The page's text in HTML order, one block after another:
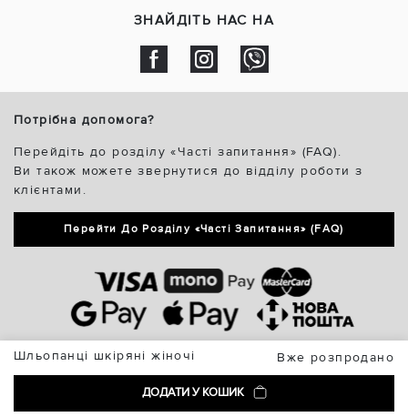
Шльопанці шкіряні жіночі Вже розпродано
ДОДАТИ У КОШИК
ЗНАЙДІТЬ НАС НА
Потрібна допомога?
Перейдіть до розділу «Часті запитання» (FAQ).
Ви також можете звернутися до відділу роботи з
клієнтами.
Перейти До Розділу «Часті Запитання» (FAQ)
Vzuttya.UA © 2026